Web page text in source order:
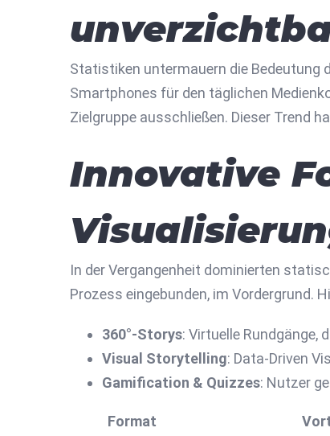
Statistiken untermauern die Bedeutung
Smartphones für den täglichen
Zielgruppe ausschließen. Dieser Trend
Innovative
In der Vergangenheit dominierten
Prozess eingebunden, im Vordergrund.
360°-Storys: Virtuelle Rundgänge,
Visual Storytelling: Data-Driven
Gamification & Quizzes: Nutzer
Format